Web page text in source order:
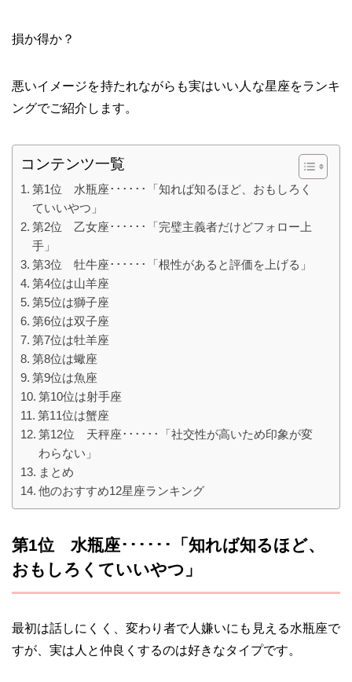
損か得か？
悪いイメージを持たれながらも実はいい人な星座をランキ
ングでご紹介します。
コンテンツ一覧
第1位 水瓶座･･････「知れば知るほど、おもしろく
ていいやつ」
第2位 乙女座･･････「完璧主義者だけどフォロー上
手」
第3位 牡牛座･･････「根性があると評価を上げる」
第4位は山羊座
第5位は獅子座
第6位は双子座
第7位は牡羊座
第8位は蠍座
第9位は魚座
第10位は射手座
第11位は蟹座
第12位 天秤座･･････「社交性が高いため印象が変
わらない」
まとめ
他のおすすめ12星座ランキング
第1位 水瓶座･･････「知れば知るほど、
おもしろくていいやつ」
最初は話しにくく、変わり者で人嫌いにも見える水瓶座で
すが、実は人と仲良くするのは好きなタイプです。